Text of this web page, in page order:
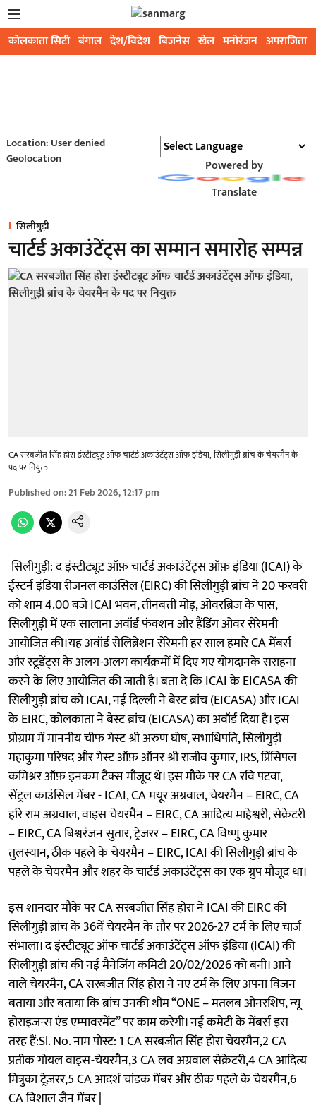
कोलकाता सिटी बंगाल देश/विदेश बिजनेस खेल मनोरंजन अपराजिता
Location: User denied
Geolocation
Powered by
Translate
सिलीगुड़ी
चार्टर्ड अकाउंटेंट्स का सम्मान समारोह सम्पन्न
CA सरबजीत सिंह होरा इंस्टीट्यूट ऑफ चार्टर्ड अकाउंटेंट्स ऑफ इंडिया, सिलीगुड़ी ब्रांच के चेयरमैन के
पद पर नियुक्त
Published on:21 Feb 2026, 12:17 pm
सिलीगुड़ी: द इंस्टीट्यूट ऑफ़ चार्टर्ड अकाउंटेंट्स ऑफ़ इंडिया (ICAI) के
ईस्टर्न इंडिया रीजनल काउंसिल (EIRC) की सिलीगुड़ी ब्रांच ने 20 फरवरी
को शाम 4.00 बजे ICAI भवन, तीनबत्ती मोड़, ओवरब्रिज के पास,
सिलीगुड़ी में एक सालाना अवॉर्ड फंक्शन और हैंडिंग ओवर सेरेमनी
आयोजित की।यह अवॉर्ड सेलिब्रेशन सेरेमनी हर साल हमारे CA मेंबर्स
और स्टूडेंट्स के अलग-अलग कार्यक्रमों में दिए गए योगदानके सराहना
करने के लिए आयोजित की जाती है। बता दे कि ICAI के EICASA की
सिलीगुड़ी ब्रांच को ICAI, नई दिल्ली ने बेस्ट ब्रांच (EICASA) और ICAI
के EIRC, कोलकाता ने बेस्ट ब्रांच (EICASA) का अवॉर्ड दिया है। इस
प्रोग्राम में माननीय चीफ गेस्ट श्री अरुण घोष, सभाधिपति, सिलीगुड़ी
महाकुमा परिषद और गेस्ट ऑफ़ ऑनर श्री राजीव कुमार, IRS, प्रिंसिपल
कमिश्नर ऑफ़ इनकम टैक्स मौजूद थे। इस मौके पर CA रवि पटवा,
सेंट्रल काउंसिल मेंबर - ICAI, CA मयूर अग्रवाल, चेयरमैन – EIRC, CA
हरि राम अग्रवाल, वाइस चेयरमैन – EIRC, CA आदित्य माहेश्वरी, सेक्रेटरी
– EIRC, CA बिश्वरंजन सुतार, ट्रेजरर – EIRC, CA विष्णु कुमार
तुलस्यान, ठीक पहले के चेयरमैन – EIRC, ICAI की सिलीगुड़ी ब्रांच के
पहले के चेयरमैन और शहर के चार्टर्ड अकाउंटेंट्स का एक ग्रुप मौजूद था।
इस शानदार मौके पर CA सरबजीत सिंह होरा ने ICAI की EIRC की
सिलीगुड़ी ब्रांच के 36वें चेयरमैन के तौर पर 2026-27 टर्म के लिए चार्ज
संभाला। द इंस्टीट्यूट ऑफ चार्टर्ड अकाउंटेंट्स ऑफ इंडिया (ICAI) की
सिलीगुड़ी ब्रांच की नई मैनेजिंग कमिटी 20/02/2026 को बनी। आने
वाले चेयरमैन, CA सरबजीत सिंह होरा ने नए टर्म के लिए अपना विजन
बताया और बताया कि ब्रांच उनकी थीम “ONE – मतलब ओनरशिप, न्यू
होराइजन्स एंड एम्पावरमेंट” पर काम करेगी। नई कमेटी के मेंबर्स इस
तरह हैं:Sl. No. नाम पोस्ट: 1 CA सरबजीत सिंह होरा चेयरमैन,2 CA
प्रतीक गोयल वाइस-चेयरमैन,3 CA लव अग्रवाल सेक्रेटरी,4 CA आदित्य
मित्रुका ट्रेज़रर,5 CA आदर्श चांडक मेंबर और ठीक पहले के चेयरमैन,6
CA विशाल जैन मेंबर |